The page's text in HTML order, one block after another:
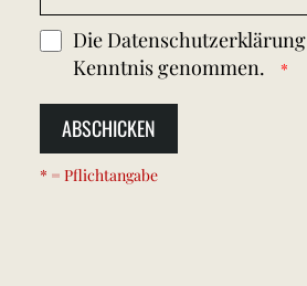
Die Datenschutzerklärung
Kenntnis genommen.
ABSCHICKEN
* = Pflichtangabe